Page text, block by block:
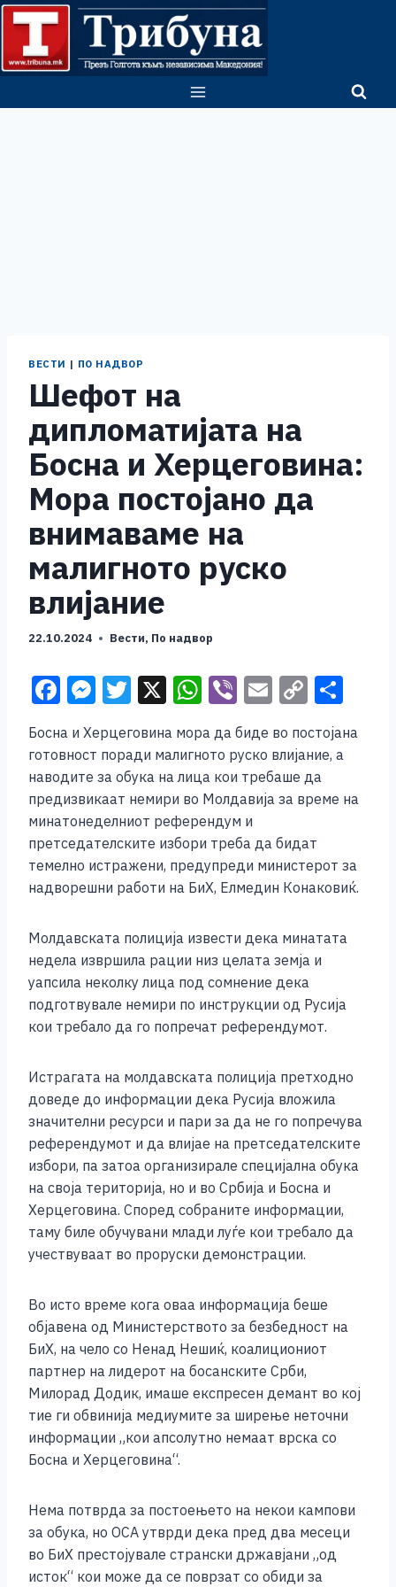
Skip
content
ВЕСТИ | ПО НАДВОР
Шефот на
дипломатијата на
Босна и Херцеговина:
Мора постојано да
внимаваме на
малигното руско
влијание
22.10.2024 Вести, По надвор
F
c
e
b
o
o
k
M
ss
e
n
g
er
T
tt
er
X W
at
s
A
p
p
Vi
b
er
E
ai
l
C
p
y
Li
n
k
ar
Босна и Херцеговина мора да биде во постојана
готовност поради малигното руско влијание, а
наводите за обука на лица кои требаше да
предизвикаат немири во Молдавија за време на
минатонеделниот референдум и
претседателските избори треба да бидат
темелно истражени, предупреди министерот за
надворешни работи на БиХ, Елмедин Конаковиќ.
Молдавската полиција извести дека минатата
недела извршила рации низ целата земја и
уапсила неколку лица под сомнение дека
подготвувале немири по инструкции од Русија
кои требало да го попречат референдумот.
Истрагата на молдавската полиција претходно
доведе до информации дека Русија вложила
значителни ресурси и пари за да не го попречува
референдумот и да влијае на претседателските
избори, па затоа организирале специјална обука
на своја територија, но и во Србија и Босна и
Херцеговина. Според собраните информации,
таму биле обучувани млади луѓе кои требало да
учествуваат во проруски демонстрации.
Во исто време кога оваа информација беше
објавена од Министерството за безбедност на
БиХ, на чело со Ненад Нешиќ, коалициониот
партнер на лидерот на босанските Срби,
Милорад Додик, имаше експресен демант во кој
тие ги обвинија медиумите за ширење неточни
информации „кои апсолутно немаат врска со
Босна и Херцеговина“.
Нема потврда за постоењето на некои кампови
за обука, но ОСА утврди дека пред два месеци
во БиХ престојувале странски државјани „од
исток“ кои може да се поврзат со обиди за